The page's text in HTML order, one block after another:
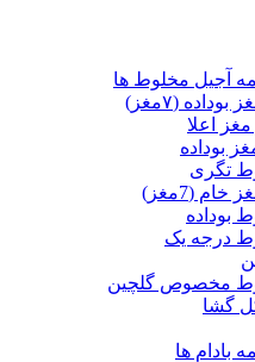
آجیل مخلوط ها
(۷مغز)
اعلا
بوداده
تگری
خام (7مغز)
بوداده
درجه یک
مخصوص گلچین
گشا
بادام ها